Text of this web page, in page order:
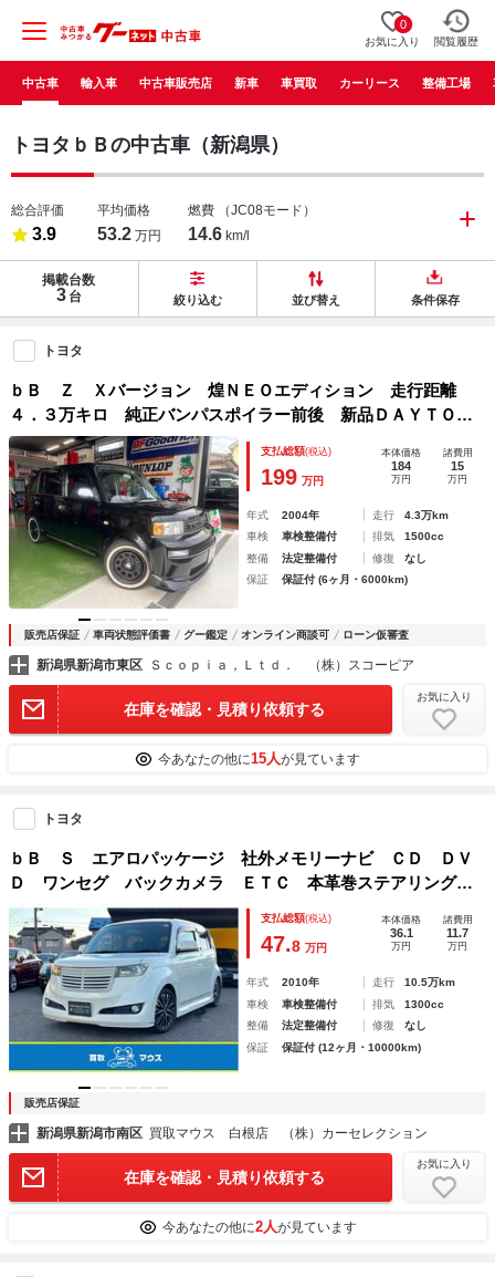
0
お気に入り 閲覧履歴
中古車 輸入車 中古車販売店 新車 車買取 カーリース 整備工場
トヨタｂＢの中古車（新潟県）
総合評価
3.9
平均価格
53.2 万円
燃費 （JC08モード）
14.6 km/l
掲載台数
3 台 絞り込む 並び替え 条件保存
トヨタ
ｂＢ Ｚ Ｘバージョン 煌ＮＥＯエディション 走行距離
４．３万キロ 純正バンパスポイラー前後 新品ＤＡＹＴＯＮ
Ａホイール 新品ホワイトリボンタイヤ 新品ＣＲＹＳＴＡＬ
ＥＹテールランプ 新品インテリアパネル 新品シートカバ
ー 新品フォグランプ ナビ
支払総額(税込)
199 万円
本体価格
184
万円
諸費用
15
万円
年式 2004年 走行
4.3万km
車検
車検整備付 排気
1500cc
整備
法定整備付 修復
なし
保証
保証付 (6ヶ月・6000km)
販売店保証 車両状態評価書 グー鑑定 オンライン商談可 ローン仮審査
新潟県新潟市東区 Ｓｃｏｐｉａ，Ｌｔｄ． （株）スコーピア
在庫を確認・見積り依頼する
お気に入り
今あなたの他に15人が見ています
トヨタ
ｂＢ Ｓ エアロパッケージ 社外メモリーナビ ＣＤ ＤＶ
Ｄ ワンセグ バックカメラ ＥＴＣ 本革巻ステアリング
ライトレベライザー キーレス ローダウン フォグ ウィン
カーミラー 社外１５インチアルミ 関東仕入
支払総額(税込)
47.8 万円
本体価格
36.1
万円
諸費用
11.7
万円
年式 2010年 走行
10.5万km
車検
車検整備付 排気
1300cc
整備
法定整備付 修復
なし
保証
保証付 (12ヶ月・10000km)
販売店保証
新潟県新潟市南区 買取マウス 白根店 （株）カーセレクション
在庫を確認・見積り依頼する
お気に入り
今あなたの他に2人が見ています